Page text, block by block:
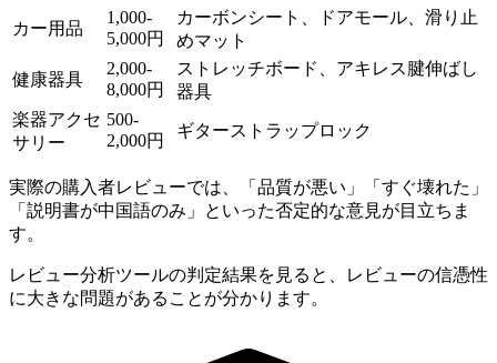
カー用品
1,000-
5,000円
カーボンシート、ドアモール、滑り止
めマット
健康器具
2,000-
8,000円
ストレッチボード、アキレス腱伸ばし
器具
楽器アクセ
サリー
500-
2,000円
ギターストラップロック
実際の購入者レビューでは、「品質が悪い」「すぐ壊れた」
「説明書が中国語のみ」といった否定的な意見が目立ちま
す。
レビュー分析ツールの判定結果を見ると、レビューの信憑性
に大きな問題があることが分かります。